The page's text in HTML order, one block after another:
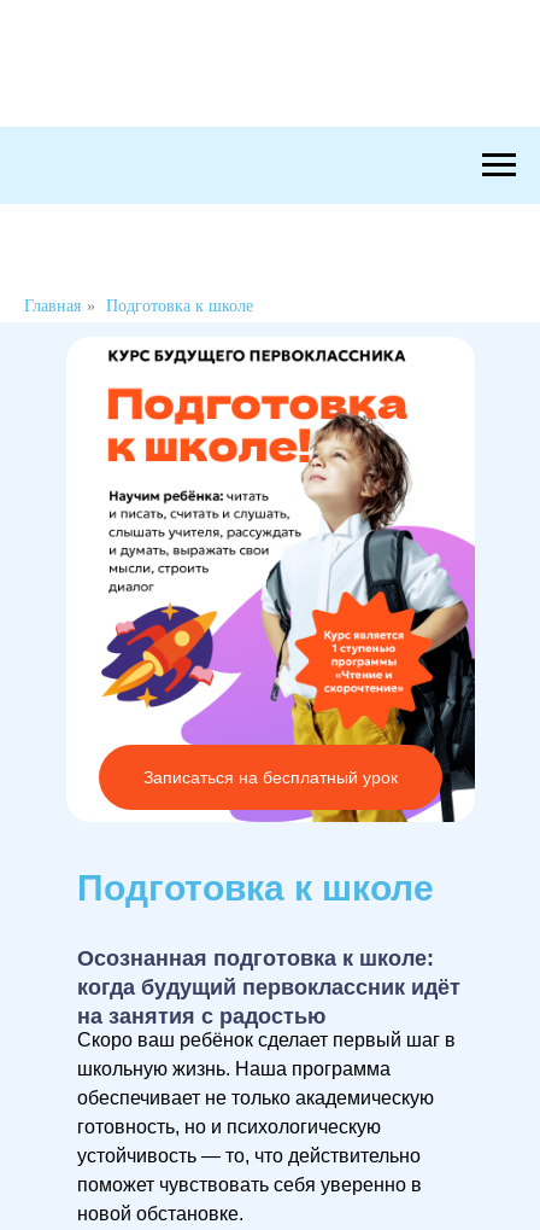
Главная » Подготовка к школе
Записаться на бесплатный урок
Подготовка к школе
Осознанная подготовка к школе:
когда будущий первоклассник идёт
на занятия с радостью
Скоро ваш ребёнок сделает первый шаг в
школьную жизнь. Наша программа
обеспечивает не только академическую
готовность, но и психологическую
устойчивость — то, что действительно
поможет чувствовать себя уверенно в
новой обстановке.